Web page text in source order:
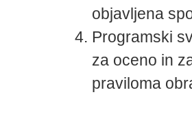
objavljena
Programski
za oceno in
praviloma